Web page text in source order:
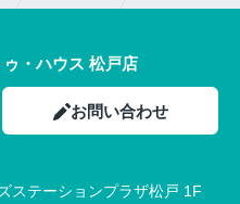
・ハウス 松戸店
お問い合わせ
ステーションプラザ松戸 1F